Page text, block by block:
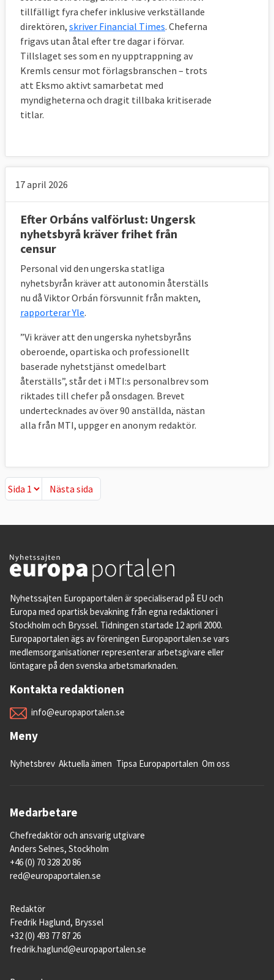
tillfälligt fyra chefer inklusive verkställande
direktören, skriver Financial Times. Cheferna
frigavs utan åtal efter tre dagar i förvar.
Tillslaget ses som en ny upptrappning av
Kremls censur mot förlagsbranschen – trots
att Eksmo aktivt samarbetat med
myndigheterna och dragit tillbaka kritiserade
titlar.
17 april 2026
Efter Orbáns valförlust: Ungersk
nyhetsbyrå kräver frihet från
censur
Personal vid den ungerska statliga
nyhetsbyrån kräver att autonomin återställs
nu då Viktor Orbán försvunnit från makten,
rapporterar Yle.
”Vi kräver att den ungerska nyhetsbyråns
oberoende, opartiska och professionellt
baserade nyhetstjänst omedelbart
återställs”, står det i MTI:s personalbrev som
riktades till chefer på onsdagen. Brevet
undertecknades av över 90 anställda, nästan
alla från MTI, uppger en anonym redaktör.
Nästa sida
Nästa sida
Nyhetssajten Europaportalen är specialiserad på EU och
Europa med opartisk bevakning från egna redaktioner i
Stockholm och Bryssel. Tidningen startade 12 april 2000.
Europaportalen ägs av föreningen Europaportalen.se vars
medlemsorganisationer representerar arbetsgivare eller
löntagare på den svenska arbetsmarknaden.
Kontakta redaktionen
info@europaportalen.se
Meny
Nyhetsbrev Aktuella ämen Tipsa Europaportalen Om oss
Medarbetare
Chefredaktör och ansvarig utgivare
Anders Selnes, Stockholm
+46 (0) 70 328 20 86
red@europaportalen.se
Redaktör
Fredrik Haglund, Bryssel
+32 (0) 493 77 87 26
fredrik.haglund@europaportalen.se